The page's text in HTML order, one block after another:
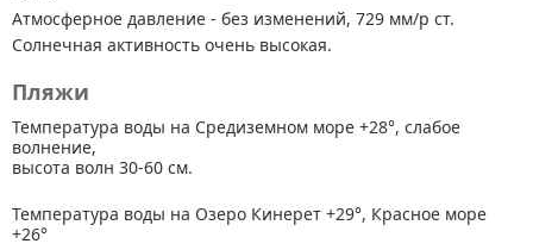
Атмосферное давление - без изменений, 729 мм/р ст.
Солнечная активность очень высокая.
Пляжи
Температура воды на Средиземном море +28°, слабое
волнение,
высота волн 30-60 см.
Температура воды на Озеро Кинерет +29°, Красное море
+26°